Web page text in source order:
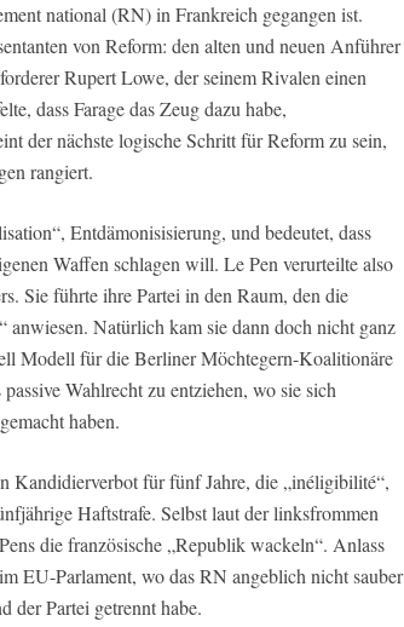
national (RN) in Frankreich gegangen ist.
von Reform: den alten und neuen Anführer
Rupert Lowe, der seinem Rivalen einen
dass Farage das Zeug dazu habe,
der nächste logische Schritt für Reform zu sein,
rangiert.
Entdämonisisierung, und bedeutet, dass
Waffen schlagen will. Le Pen verurteilte also
Sie führte ihre Partei in den Raum, den die
anwiesen. Natürlich kam sie dann doch nicht ganz
Modell für die Berliner Möchtegern-Koalitionäre
Wahlrecht zu entziehen, wo sie sich
haben.
Kandidierverbot für fünf Jahre, die „inéligibilité“,
Haftstrafe. Selbst laut der linksfrommen
die französische „Republik wackeln“. Anlass
EU-Parlament, wo das RN angeblich nicht sauber
der Partei getrennt habe.